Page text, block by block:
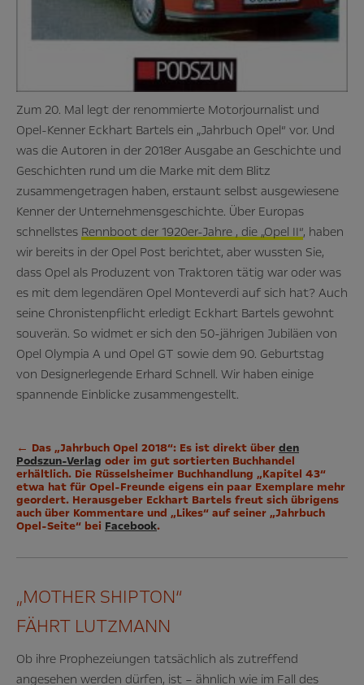
Zum 20. Mal legt der renommierte Motorjournalist und
Opel-Kenner Eckhart Bartels ein „Jahrbuch Opel“ vor. Und
was die Autoren in der 2018er Ausgabe an Geschichte und
Geschichten rund um die Marke mit dem Blitz
zusammengetragen haben, erstaunt selbst ausgewiesene
Kenner der Unternehmensgeschichte. Über Europas
schnellstes Rennboot der 1920er-Jahre , die „Opel II“, haben
wir bereits in der Opel Post berichtet, aber wussten Sie,
dass Opel als Produzent von Traktoren tätig war oder was
es mit dem legendären Opel Monteverdi auf sich hat? Auch
seine Chronistenpflicht erledigt Eckhart Bartels gewohnt
souverän. So widmet er sich den 50-jährigen Jubiläen von
Opel Olympia A und Opel GT sowie dem 90. Geburtstag
von Designerlegende Erhard Schnell. Wir haben einige
spannende Einblicke zusammengestellt.
← Das „Jahrbuch Opel 2018“: Es ist direkt über den
Podszun-Verlag oder im gut sortierten Buchhandel
erhältlich. Die Rüsselsheimer Buchhandlung „Kapitel 43“
etwa hat für Opel-Freunde eigens ein paar Exemplare mehr
geordert. Herausgeber Eckhart Bartels freut sich übrigens
auch über Kommentare und „Likes“ auf seiner „Jahrbuch
Opel-Seite“ bei Facebook.
„MOTHER SHIPTON“
FÄHRT LUTZMANN
Ob ihre Prophezeiungen tatsächlich als zutreffend
angesehen werden dürfen, ist – ähnlich wie im Fall des